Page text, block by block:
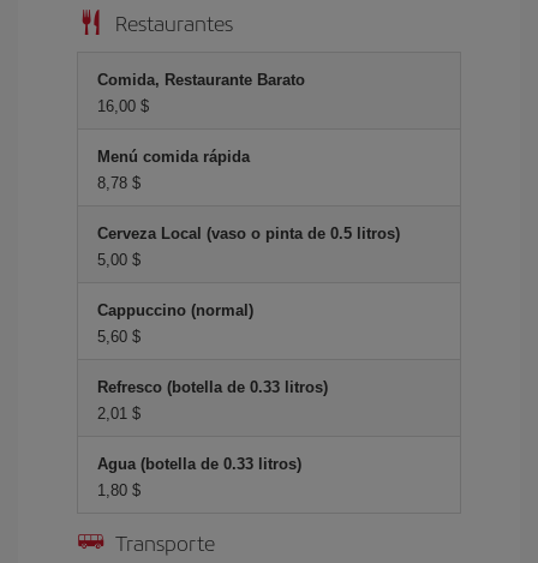
Restaurantes
Comida, Restaurante Barato
16,00 $
Menú comida rápida
8,78 $
Cerveza Local (vaso o pinta de 0.5 litros)
5,00 $
Cappuccino (normal)
5,60 $
Refresco (botella de 0.33 litros)
2,01 $
Agua (botella de 0.33 litros)
1,80 $
Transporte